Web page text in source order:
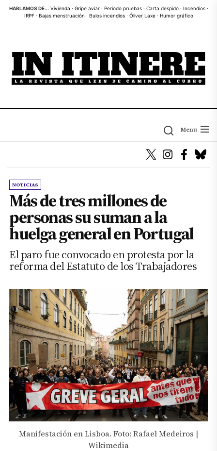
SkipHABLAMOS DE... Vivienda · Gripe aviar· Periodo pruebas· Carta despido· Incendios·
IRPF· Bajas menstruación · Bulos incendios· Óliver Laxe· Humor gráfico
Menu
NOTICIAS
Más de tres millones de
personas su suman a la
huelga general en Portugal
El paro fue convocado en protesta por la
reforma del Estatuto de los Trabajadores
Manifestación en Lisboa. Foto: Rafael Medeiros |
Wikimedia